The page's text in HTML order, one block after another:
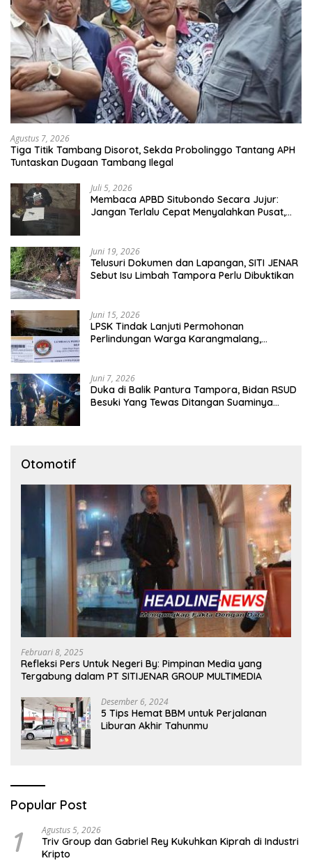
Agustus 7, 2026
Tiga Titik Tambang Disorot, Sekda Probolinggo Tantang APH
Tuntaskan Dugaan Tambang Ilegal
Juli 5, 2026
Membaca APBD Situbondo Secara Jujur:
Jangan Terlalu Cepat Menyalahkan Pusat,
Juni 19, 2026
Telusuri Dokumen dan Lapangan, SITI JENAR
Sebut Isu Limbah Tampora Perlu Dibuktikan
Juni 15, 2026
LPSK Tindak Lanjuti Permohonan
Perlindungan Warga Karangmalang,
Juni 7, 2026
Duka di Balik Pantura Tampora, Bidan RSUD
Besuki Yang Tewas Ditangan Suaminya
Otomotif
Februari 8, 2025
Refleksi Pers Untuk Negeri By: Pimpinan Media yang
Tergabung dalam PT SITIJENAR GROUP MULTIMEDIA
Desember 6, 2024
5 Tips Hemat BBM untuk Perjalanan
Liburan Akhir Tahunmu
Popular Post
1 Agustus 5, 2026
Triv Group dan Gabriel Rey Kukuhkan Kiprah di Industri
Kripto